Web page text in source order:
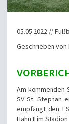
05.05.2022 //
Geschrieben von
Am kommenden
SV St. Stephan
empfängt den
Hahn II im